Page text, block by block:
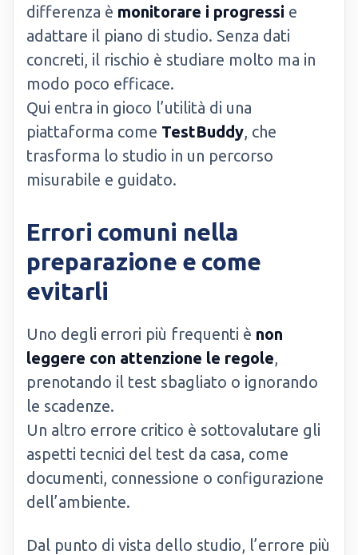
differenza è monitorare i progressi e
adattare il piano di studio. Senza dati
concreti, il rischio è studiare molto ma in
modo poco efficace.
Qui entra in gioco l’utilità di una
piattaforma come TestBuddy, che
trasforma lo studio in un percorso
misurabile e guidato.
Errori comuni nella
preparazione e come
evitarli
Uno degli errori più frequenti è non
leggere con attenzione le regole,
prenotando il test sbagliato o ignorando
le scadenze.
Un altro errore critico è sottovalutare gli
aspetti tecnici del test da casa, come
documenti, connessione o configurazione
dell’ambiente.
Dal punto di vista dello studio, l’errore più